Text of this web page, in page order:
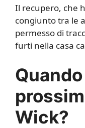
Il recupero, che
congiunto tra le
permesso di
furti nella casa
Wick?